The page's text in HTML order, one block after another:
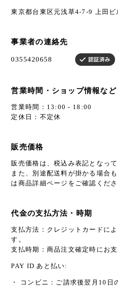
東京都台東区元浅草4-7-9 上田ビ
事業者の連絡先
営業時間・ショップ情報など
営業時間：13:00 - 18:00
定休日：不定休
販売価格
販売価格は、税込み表記となって
また、別途配送料が掛かる場合
は商品詳細ページをご確認くださ
代金の支払方法・時期
支払方法：クレジットカードに
す。
支払時期：商品注文確定時にお
PAY ID あと払い:
・ コンビニ：ご請求後翌月10日